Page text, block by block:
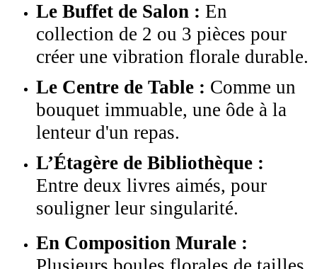
Le Buffet de Salon : En
collection de 2 ou 3 pièces pour
créer une vibration florale durable.
Le Centre de Table : Comme un
bouquet immuable, une ôde à la
lenteur d'un repas.
L’Étagère de Bibliothèque :
Entre deux livres aimés, pour
souligner leur singularité.
En Composition Murale :